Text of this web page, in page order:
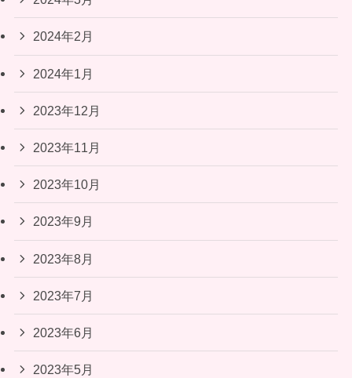
2024年2月
2024年1月
2023年12月
2023年11月
2023年10月
2023年9月
2023年8月
2023年7月
2023年6月
2023年5月